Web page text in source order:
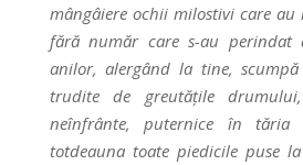
mângâiere ochii milostivi care
fără număr care s-au perindat
anilor, alergând la tine,
trudite de greutățile
neînfrânte, puternice în tăria
totdeauna toate piedicile puse